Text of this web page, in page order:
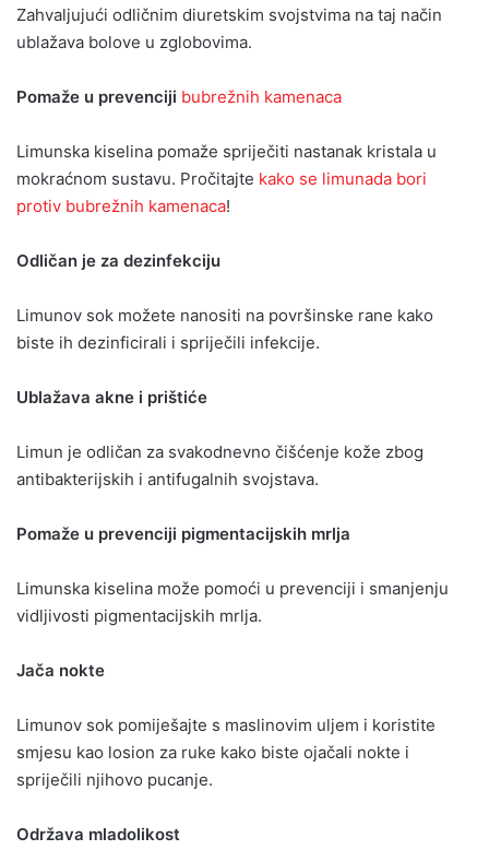
Zahvaljujući odličnim diuretskim svojstvima na taj način
ublažava bolove u zglobovima.
Pomaže u prevenciji bubrežnih kamenaca
Limunska kiselina pomaže spriječiti nastanak kristala u
mokraćnom sustavu. Pročitajte kako se limunada bori
protiv bubrežnih kamenaca!
Odličan je za dezinfekciju
Limunov sok možete nanositi na površinske rane kako
biste ih dezinficirali i spriječili infekcije.
Ublažava akne i prištiće
Limun je odličan za svakodnevno čišćenje kože zbog
antibakterijskih i antifugalnih svojstava.
Pomaže u prevenciji pigmentacijskih mrlja
Limunska kiselina može pomoći u prevenciji i smanjenju
vidljivosti pigmentacijskih mrlja.
Jača nokte
Limunov sok pomiješajte s maslinovim uljem i koristite
smjesu kao losion za ruke kako biste ojačali nokte i
spriječili njihovo pucanje.
Održava mladolikost